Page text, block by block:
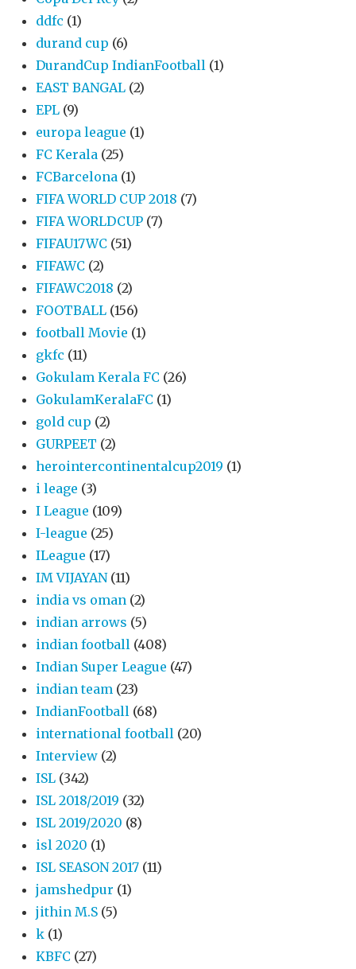
ddfc (1)
durand cup (6)
DurandCup IndianFootball (1)
EAST BANGAL (2)
EPL (9)
europa league (1)
FC Kerala (25)
FCBarcelona (1)
FIFA WORLD CUP 2018 (7)
FIFA WORLDCUP (7)
FIFAU17WC (51)
FIFAWC (2)
FIFAWC2018 (2)
FOOTBALL (156)
football Movie (1)
gkfc (11)
Gokulam Kerala FC (26)
GokulamKeralaFC (1)
gold cup (2)
GURPEET (2)
herointercontinentalcup2019 (1)
i leage (3)
I League (109)
I-league (25)
ILeague (17)
IM VIJAYAN (11)
india vs oman (2)
indian arrows (5)
indian football (408)
Indian Super League (47)
indian team (23)
IndianFootball (68)
international football (20)
Interview (2)
ISL (342)
ISL 2018/2019 (32)
ISL 2019/2020 (8)
isl 2020 (1)
ISL SEASON 2017 (11)
jamshedpur (1)
jithin M.S (5)
k (1)
KBFC (27)